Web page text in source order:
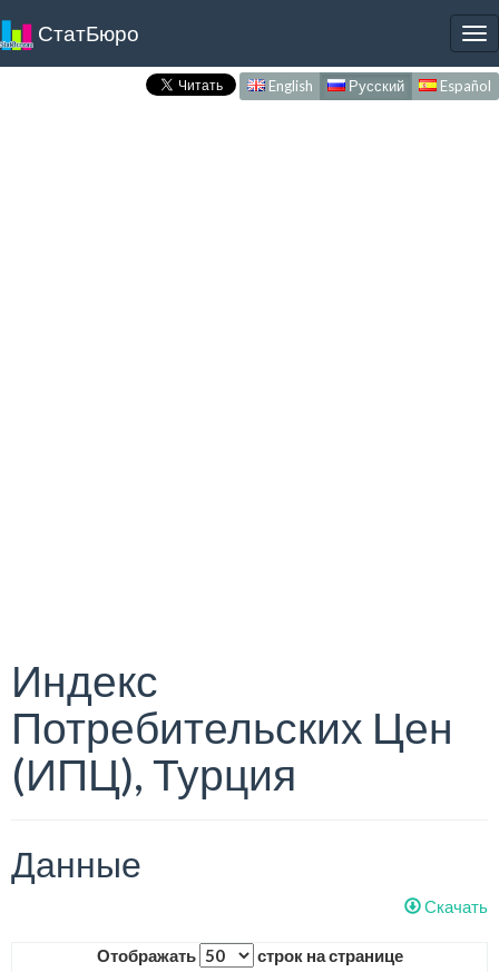
СтатБюро
English Русский Español
Индекс
Потребительских Цен
(ИПЦ), Турция
Данные
Скачать
Отображать строк на странице